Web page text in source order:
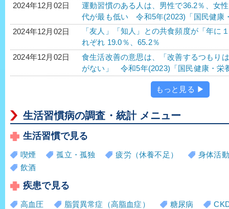
2024年12月02日
運動習慣のある人は、男性で36.2％、女
代が最も低い 令和5年(2023)「国民健康
2024年12月02日
「友人」「知人」との共食頻度が「年に
れぞれ 19.0％、65.2％
2024年12月02日
食生活改善の意思は、「改善するつもり
がない」 令和5年(2023)「国民健康・栄
もっと見る ▶
生活習慣病の調査・統計 メニュー
生活習慣で見る
喫煙 孤立・孤独 疲労（休養不足）
身体活
飲酒
疾患で見る
高血圧 脂質異常症（高脂血症） 糖尿病